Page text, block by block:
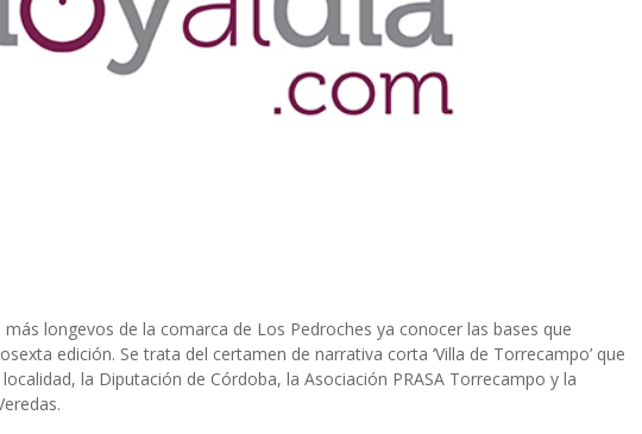
longevos de la comarca de Los Pedroches ya conocer las bases que
edición. Se trata del certamen de narrativa corta ‘Villa de Torrecampo’ que
la Diputación de Córdoba, la Asociación PRASA Torrecampo y la